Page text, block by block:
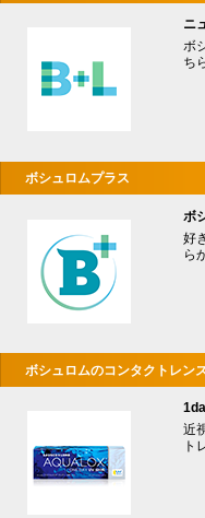
ニ
ボ
ち
ボシュロムプラス
ボ
好
ら
ボシュロムのコンタクトレン
近
ト